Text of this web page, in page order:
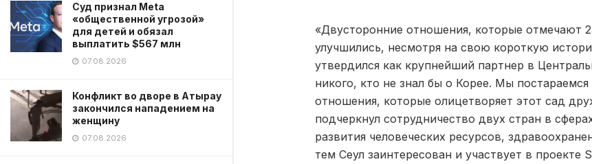
Суд признал Meta
«общественной угрозой»
для детей и обязал
выплатить $567 млн
07.08.2026
Конфликт во дворе в Атырау
закончился нападением на
женщину
07.08.2026
«Двусторонние отношения, которые отмечают
улучшились, несмотря на свою короткую
утвердился как крупнейший партнер в
никого, кто не знал бы о Корее. Мы
отношения, которые олицетворяет этот сад
подчеркнул сотрудничество двух стран в
развития человеческих ресурсов,
тем Сеул заинтересован и участвует в проекте